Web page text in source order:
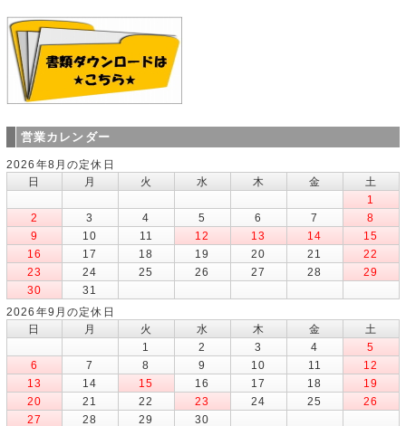
営業カレンダー
2026年8月の定休日
日
月 火 水 木 金
土
1
2
3 4 5 6 7
8
9
10 11 12 13 14
15
16
17 18 19 20 21
22
23
24 25 26 27 28
29
30
31
2026年9月の定休日
日
月 火 水 木 金
土
1
2 3 4
5
6
7 8 9 10 11
12
13
14 15 16 17 18
19
20
21 22 23 24 25
26
27
28 29
30